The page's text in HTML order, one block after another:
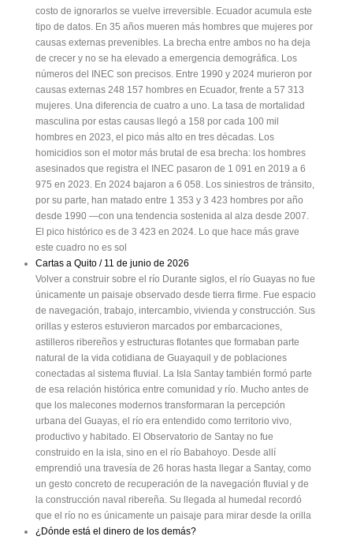
costo de ignorarlos se vuelve irreversible. Ecuador acumula este
tipo de datos. En 35 años mueren más hombres que mujeres por
causas externas prevenibles. La brecha entre ambos no ha deja
de crecer y no se ha elevado a emergencia demográfica. Los
números del INEC son precisos. Entre 1990 y 2024 murieron por
causas externas 248 157 hombres en Ecuador, frente a 57 313
mujeres. Una diferencia de cuatro a uno. La tasa de mortalidad
masculina por estas causas llegó a 158 por cada 100 mil
hombres en 2023, el pico más alto en tres décadas. Los
homicidios son el motor más brutal de esa brecha: los hombres
asesinados que registra el INEC pasaron de 1 091 en 2019 a 6
975 en 2023. En 2024 bajaron a 6 058. Los siniestros de tránsito,
por su parte, han matado entre 1 353 y 3 423 hombres por año
desde 1990 —con una tendencia sostenida al alza desde 2007.
El pico histórico es de 3 423 en 2024. Lo que hace más grave
este cuadro no es sol
Cartas a Quito / 11 de junio de 2026
Volver a construir sobre el río Durante siglos, el río Guayas no fue
únicamente un paisaje observado desde tierra firme. Fue espacio
de navegación, trabajo, intercambio, vivienda y construcción. Sus
orillas y esteros estuvieron marcados por embarcaciones,
astilleros ribereños y estructuras flotantes que formaban parte
natural de la vida cotidiana de Guayaquil y de poblaciones
conectadas al sistema fluvial. La Isla Santay también formó parte
de esa relación histórica entre comunidad y río. Mucho antes de
que los malecones modernos transformaran la percepción
urbana del Guayas, el río era entendido como territorio vivo,
productivo y habitado. El Observatorio de Santay no fue
construido en la isla, sino en el río Babahoyo. Desde allí
emprendió una travesía de 26 horas hasta llegar a Santay, como
un gesto concreto de recuperación de la navegación fluvial y de
la construcción naval ribereña. Su llegada al humedal recordó
que el río no es únicamente un paisaje para mirar desde la orilla
¿Dónde está el dinero de los demás?